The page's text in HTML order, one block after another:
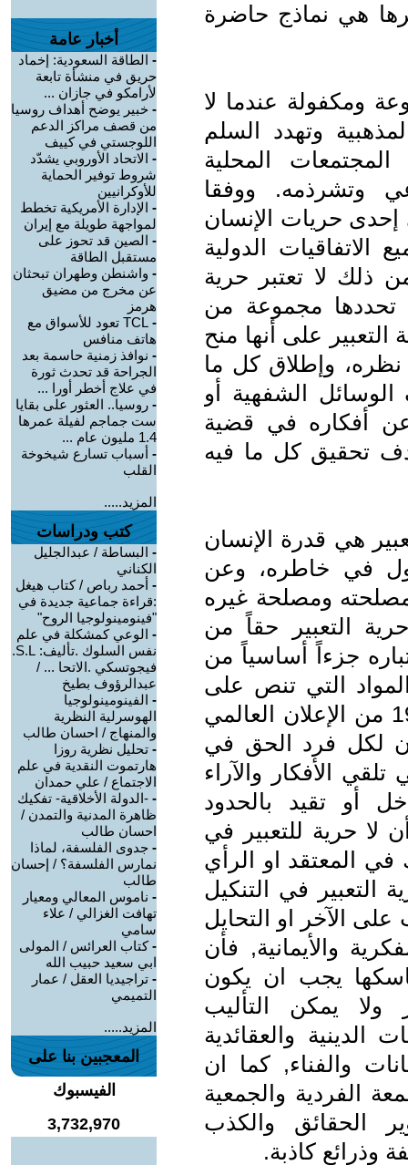
هي نماذج حاضرة
ومكفولة عندما لا
وتهدد السلم
المحلية
وتشرذمه. ووفقا
إحدى حريات الإنسان
الاتفاقيات الدولية
ذلك لا تعتبر حرية
تحددها مجموعة من
على أنها منح
نظره، وإطلاق كل ما
الشفهية أو
عن أفكاره في قضية
تحقيق كل ما فيه
هي قدرة الإنسان
في خاطره، وعن
مصلحته ومصلحة غيره
التعبير حقاً من
جزءاً أساسياً من
التي تنص على
حق الإنسان في التعبير المادة رقم 19 من الإعلان العالمي
لكل فرد الحق في
الأفكار والآراء
أو تقيد بالحدود
لا حرية للتعبير في
في المعتقد او الرأي
التعبير في التنكيل
الآخر او التحايل
والأيمانية, فأن
يجب ان يكون
يمكن التأليب
والعقائدية
والفناء, كما ان
الفردية والجمعية
الحقائق والكذب
وذرائع كاذبة.
أخبار عامة
- الطاقة السعودية: إخماد
حريق في منشأة تابعة
لأرامكو في جازان ...
- خبير يوضح أهداف روسيا
من قصف مراكز الدعم
اللوجستي في كييف
- الاتحاد الأوروبي يشدّد
شروط توفير الحماية
للأوكرانيين
- الإدارة الأمريكية تخطط
لمواجهة طويلة مع إيران
- الصين قد تحوز على
مستقبل الطاقة
- واشنطن وطهران تبحثان
عن مخرج من مضيق
هرمز
-
TCL تعود للأسواق مع
هاتف منافس
- نوافذ زمنية حاسمة بعد
الجراحة قد تحدث ثورة
في علاج أخطر أورا ...
- روسيا.. العثور على بقايا
ست جماجم لفيلة عمرها
1.4 مليون عام ...
- أسباب تسارع شيخوخة
القلب
المزيد.....
كتب ودراسات
- البساطة / عبدالجليل
الكناني
- أحمد رباص / كتاب هيغل
:قراءة جماعية جديدة في
"فينومينولوجيا الروح"
- الوعي كمشكلة في علم
نفس السلوك .تأليف: S.L.
فيجوتسكي .الاتحا ... /
عبدالرؤوف بطيخ
- الفينومينولوجيا
الهوسرلية النظرية
والمنهاج / احسان طالب
- تحليل نظرية روزا
هارتموت النقدية في علم
الاجتماع / علي حمدان
- -الدولة الأخلاقية- تفكيك
ظاهرة المدنية والتمدن /
احسان طالب
- جدوى الفلسفة، لماذا
نمارس الفلسفة؟ / إحسان
طالب
- ناموس المعالي ومعيار
تهافت الغزالي / علاء
سامي
-كتاب العرائس / المولى
ابي سعيد حبيب الله
- تراجيديا العقل / عمار
التميمي
المزيد.....
المعجبين بنا على
الفيسبوك
3,732,970